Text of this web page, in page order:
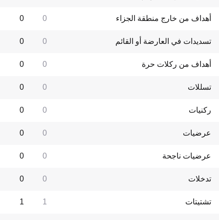
أهداف من خارج منطقة الجزاء 0
0
تسديدات في العارضة أو القائم 0
0
أهداف من ركلات حرة 0
0
تسللات 0
0
ركنيات 0
0
عرضيات 0
0
عرضيات ناجحة 0
0
تدخلات 0
0
تشتيتات 1
1